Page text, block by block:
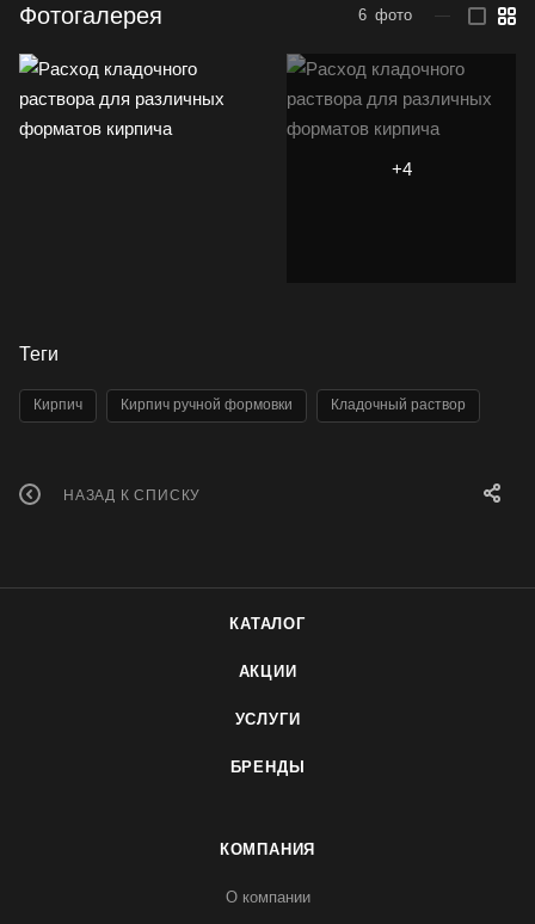
Фотогалерея 6 фото —
Теги
Кирпич Кирпич ручной формовки Кладочный раствор
НАЗАД К СПИСКУ
КАТАЛОГ
АКЦИИ
УСЛУГИ
БРЕНДЫ
КОМПАНИЯ
О компании